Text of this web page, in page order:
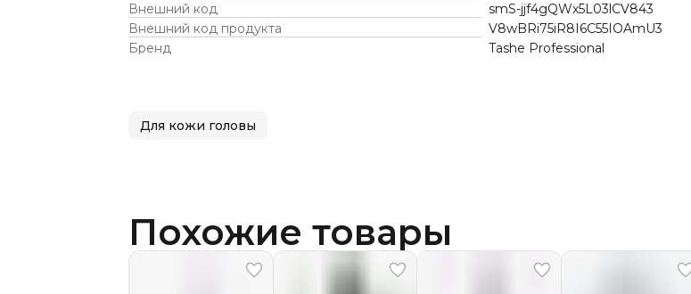
Внешний код
smS-jjf4gQWx5L03lCV843
Внешний код продукта
V8wBRi75iR8I6C55IOAmU3
Бренд
Tashe Professional
Для кожи головы
Похожие товары